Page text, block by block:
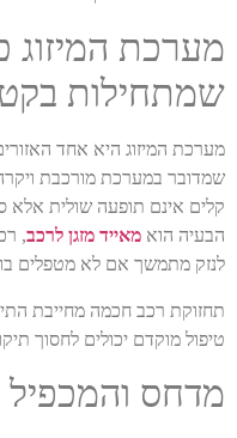
מערכת המיזוג
שמתחילות
מערכת המיזוג היא אחד
שמדובר במערכת מורכבת
קלים אינם תופעה שולית אלא
הבעיה הוא מאייד מזגן לרכב,
לנזק מתמשך אם לא מטפלים בו
תחזוקת רכב חכמה מחייבת
טיפול מוקדם יכולים לחסוך
מדחס